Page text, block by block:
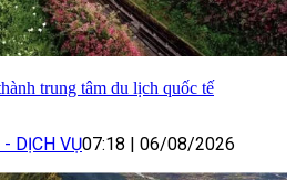
trung tâm du lịch quốc tế
DỊCH VỤ07:18 | 06/08/2026